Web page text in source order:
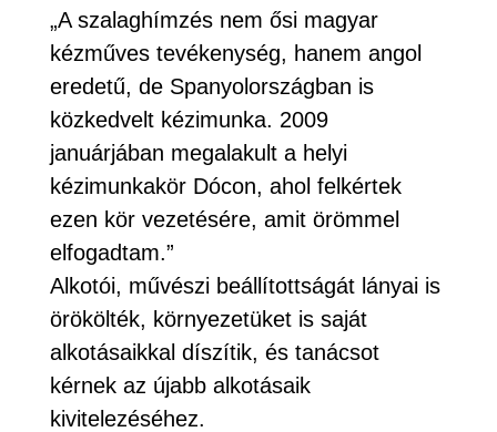
„A szalaghímzés nem ősi magyar
kézműves tevékenység, hanem angol
eredetű, de Spanyolországban is
közkedvelt kézimunka. 2009
januárjában megalakult a helyi
kézimunkakör Dócon, ahol felkértek
ezen kör vezetésére, amit örömmel
elfogadtam.”
Alkotói, művészi beállítottságát lányai is
örökölték, környezetüket is saját
alkotásaikkal díszítik, és tanácsot
kérnek az újabb alkotásaik
kivitelezéséhez.